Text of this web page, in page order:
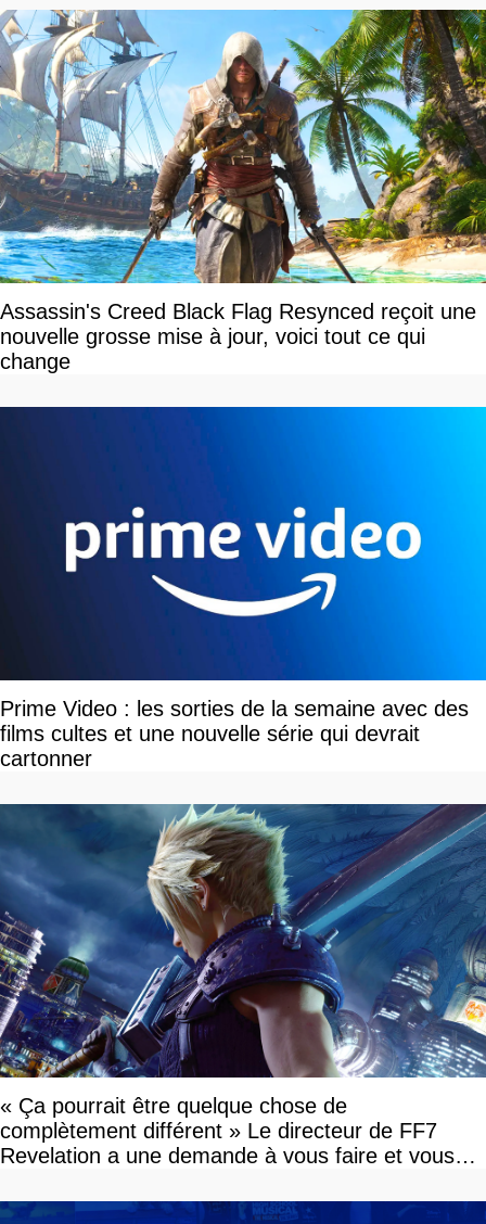
Assassin's Creed Black Flag Resynced reçoit une
nouvelle grosse mise à jour, voici tout ce qui
change
Prime Video : les sorties de la semaine avec des
films cultes et une nouvelle série qui devrait
cartonner
« Ça pourrait être quelque chose de
complètement différent » Le directeur de FF7
Revelation a une demande à vous faire et vous